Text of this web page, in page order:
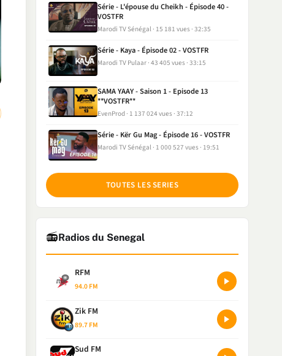
Série - L'épouse du Cheikh - Épisode 40 -
VOSTFR
Marodi TV Sénégal 15 181 vues 32:35
Série - Kaya - Épisode 02 - VOSTFR
Marodi TV Pulaar 43 405 vues 33:15
SAMA YAAY - Saison 1 - Episode 13
**VOSTFR**
EvenProd 1 137 024 vues 37:12
Série - Kër Gu Mag - Épisode 16 - VOSTFR
Marodi TV Sénégal 1 000 527 vues 19:51
TOUTES LES SERIES
📻Radios du Senegal
RFM
94.0 FM
Zik FM
89.7 FM
Sud FM